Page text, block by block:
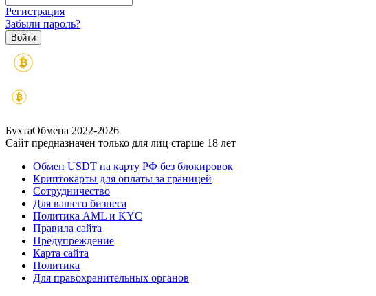
Регистрация
Забыли пароль?
БухтаОбмена 2022-2026
Сайт предназначен только для лиц старше 18 лет
Обмен USDT на карту РФ без блокировок
Криптокарты для оплаты за границей
Сотрудничество
Для вашего бизнеса
Политика AML и KYC
Правила сайта
Предупреждение
Карта сайта
Политика
Для правохранительных органов